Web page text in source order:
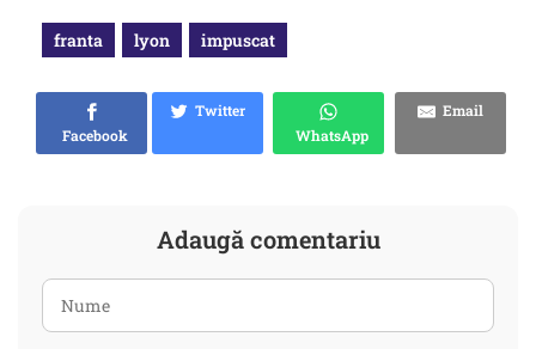
franta lyon impuscat
Facebook
Twitter
WhatsApp
Email
Adaugă comentariu